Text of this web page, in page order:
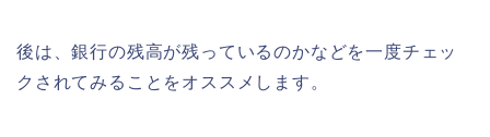
後は、銀行の残高が残っているのかなどを一度チェッ
クされてみることをオススメします。